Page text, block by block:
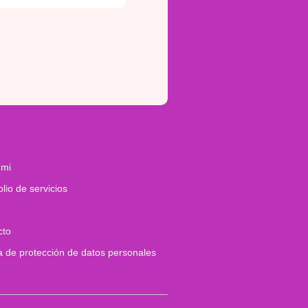
de servicios
de protección de datos personales